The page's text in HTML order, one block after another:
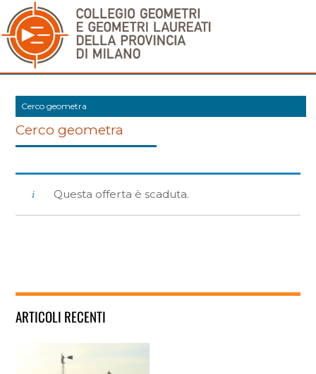
Cerco geometra
Cerco geometra
Questa offerta è scaduta.
ARTICOLI RECENTI